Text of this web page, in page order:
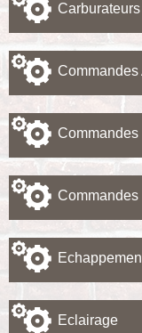
Carburateurs
Commandes
Commandes
Commandes
Eclairage